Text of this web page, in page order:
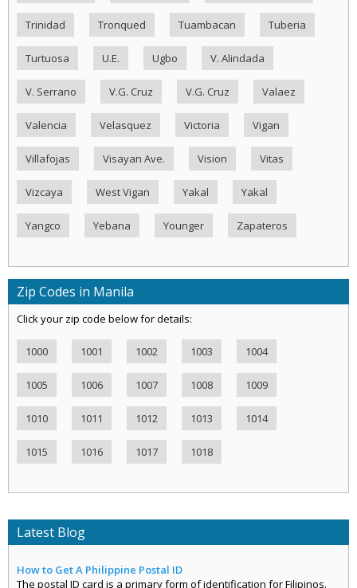
Trinidad Tronqued Tuambacan Tuberia
Turtuosa U.E. Ugbo V. Alindada
V. Serrano V.G. Cruz V.G. Cruz Valaez
Valencia Velasquez Victoria Vigan
Villafojas Visayan Ave. Vision Vitas
Vizcaya West Vigan Yakal Yakal
Yangco Yebana Younger Zapateros
Zip Codes in Manila
Click your zip code below for details:
1000 1001 1002 1003 1004
1005 1006 1007 1008 1009
1010 1011 1012 1013 1014
1015 1016 1017 1018
Latest Blog
How to Get A Philippine Postal ID
The postal ID card is a primary form of identification for Filipinos.